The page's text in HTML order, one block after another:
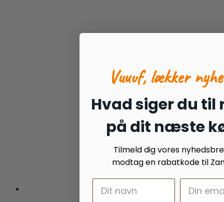
Vuuuf, lækker
Hvad siger du til
på dit næste
Tilmeld dig vores
modtag en rabatkode til